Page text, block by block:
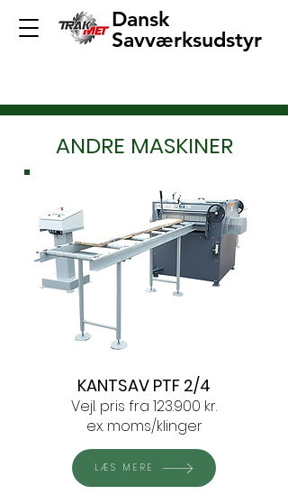
Dansk
Savværksudstyr
ANDRE MASKINER
KANTSAV PTF 2/4
Vejl. pris fra 123.900 kr.
ex. moms/klinger
LÆS MERE